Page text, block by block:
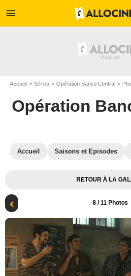
menu
Accueil Séries Opération Banco Central
Opération
Accueil Saisons et Episodes
RETOUR À LA
8 / 11 Photos